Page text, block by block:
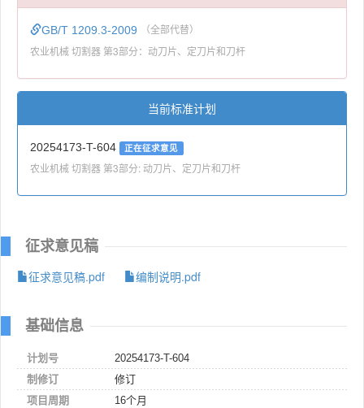
GB/T 1209.3-2009 （全部代替）
农业机械 切割器 第3部分：动刀片、定刀片和刀杆
当前标准计划
20254173-T-604 正在征求意见
农业机械 切割器 第3部分: 动刀片、定刀片和刀杆
征求意见稿
征求意见稿.pdf
编制说明.pdf
基础信息
计划号
20254173-T-604
制修订
修订
项目周期
16个月